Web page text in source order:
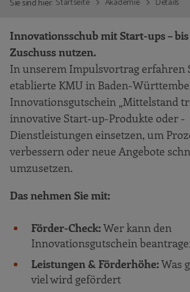
Innovationsschub mit Start-ups –
Zuschuss nutzen.
In unserem Impulsvortrag erfahren
etablierte KMU in Baden-
Innovationsgutschein „Mittelstand
innovative Start-up-Produkte oder -
Dienstleistungen einsetzen, um
verbessern oder neue Angebote
umzusetzen.
Das nehmen Sie mit:
Förder-Check:Wer kann den
Innovationsgutschein
Leistungen & Förderhöhe:Was
viel wird gefördert